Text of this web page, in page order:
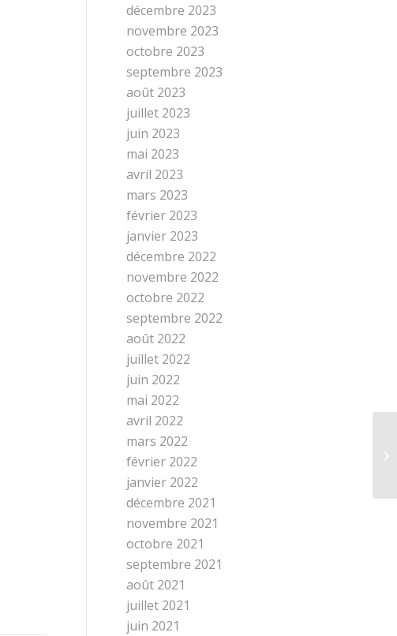
décembre 2023
novembre 2023
octobre 2023
septembre 2023
août 2023
juillet 2023
juin 2023
mai 2023
avril 2023
mars 2023
février 2023
janvier 2023
décembre 2022
novembre 2022
octobre 2022
septembre 2022
août 2022
juillet 2022
juin 2022
mai 2022
avril 2022
mars 2022
février 2022
janvier 2022
décembre 2021
novembre 2021
octobre 2021
septembre 2021
août 2021
juillet 2021
juin 2021